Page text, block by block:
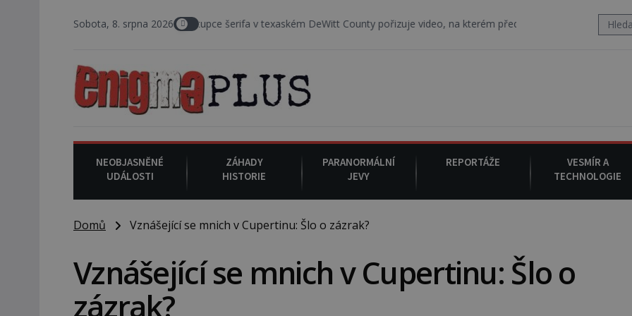
Sobota, 8. srpna 2026
8. srpna 2008: Zástupce šerifa v texaském DeWitt County pořizuje video, na kterém před jeho vozem po cestě utíká zvláštní
NEOBJASNĚNÉ
UDÁLOSTI
ZÁHADY
HISTORIE
PARANORMÁLNÍ
JEVY
REPORTÁŽE
VESMÍR A
TECHNOLOGIE
Domů Vznášející se mnich v Cupertinu: Šlo o zázrak?
Vznášející se mnich v Cupertinu: Šlo o
zázrak?